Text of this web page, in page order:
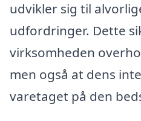
udvikler sig til
udfordringer. Dette
virksomheden
men også at dens
varetaget på den